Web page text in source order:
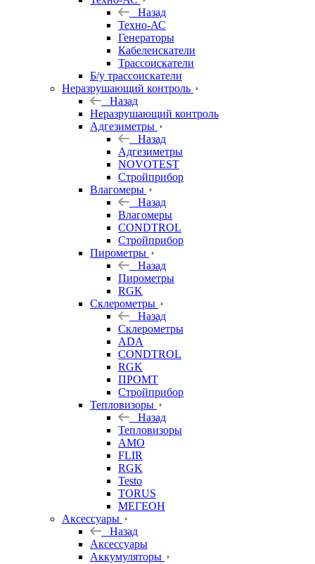
Назад
Техно-АС
Генераторы
Кабелеискатели
Трассоискатели
Б/у трассоискатели
Неразрушающий контроль
Назад
Неразрушающий контроль
Адгезиметры
Назад
Адгезиметры
NOVOTEST
Стройприбор
Влагомеры
Назад
Влагомеры
CONDTROL
Стройприбор
Пирометры
Назад
Пирометры
RGK
Склерометры
Назад
Склерометры
ADA
CONDTROL
RGK
ПРОМТ
Стройприбор
Тепловизоры
Назад
Тепловизоры
AMO
FLIR
RGK
Testo
TORUS
МЕГЕОН
Аксессуары
Назад
Аксессуары
Аккумуляторы